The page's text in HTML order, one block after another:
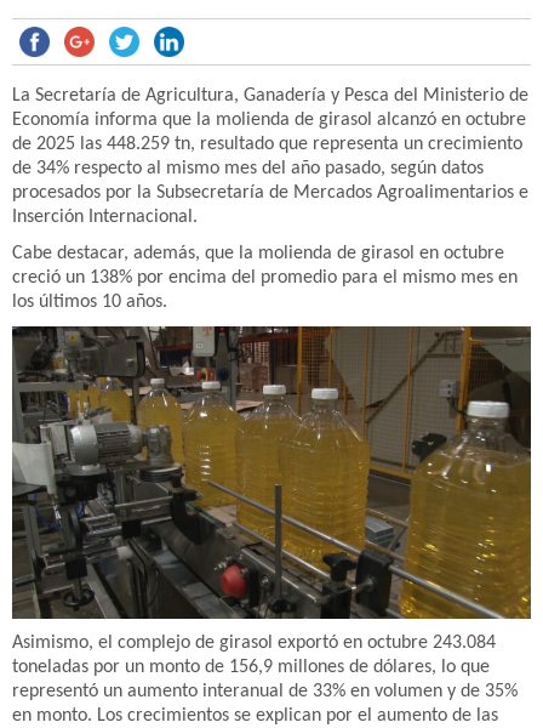
La Secretaría de Agricultura, Ganadería y Pesca del Ministerio de
Economía informa que la molienda de girasol alcanzó en octubre
de 2025 las 448.259 tn, resultado que representa un crecimiento
de 34% respecto al mismo mes del año pasado, según datos
procesados por la Subsecretaría de Mercados Agroalimentarios e
Inserción Internacional.
Cabe destacar, además, que la molienda de girasol en octubre
creció un 138% por encima del promedio para el mismo mes en
los últimos 10 años.
Asimismo, el complejo de girasol exportó en octubre 243.084
toneladas por un monto de 156,9 millones de dólares, lo que
representó un aumento interanual de 33% en volumen y de 35%
en monto. Los crecimientos se explican por el aumento de las